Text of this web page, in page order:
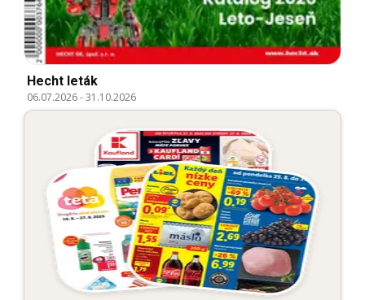
Hecht leták
06.07.2026-31.10.2026